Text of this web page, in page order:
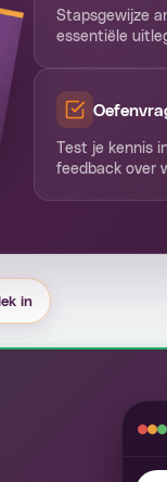
Stapsgewijze
essentiële
Test je kennis
feedback over
in